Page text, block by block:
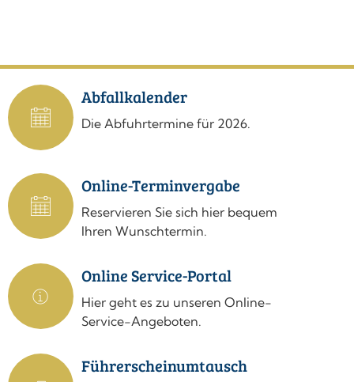
stemwede.deAbfallkalender
Die Abfuhrtermine für 2026.
Online-Terminvergabe
Reservieren Sie sich hier bequem
Ihren Wunschtermin.
Online Service-Portal
Hier geht es zu unseren Online-
Service-Angeboten.
Führerscheinumtausch